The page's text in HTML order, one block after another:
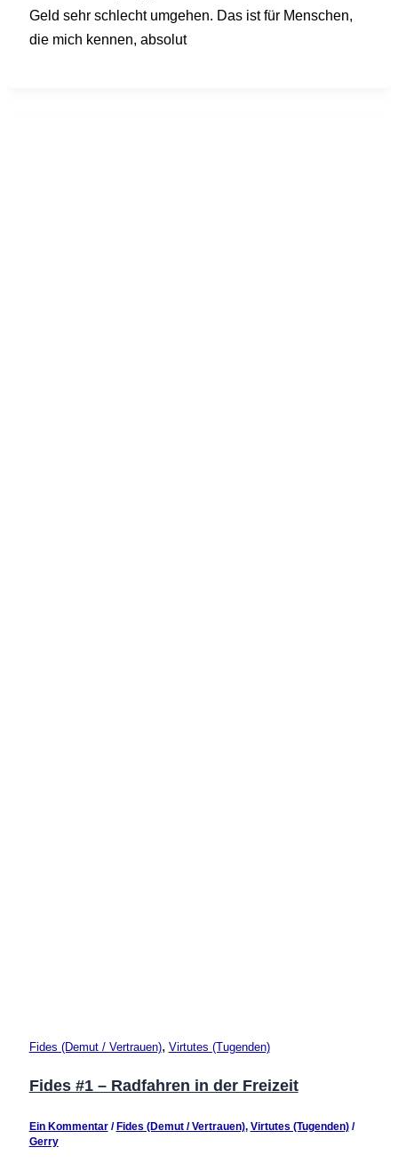
Geld sehr schlecht umgehen. Das ist für Menschen,
die mich kennen, absolut
Fides (Demut / Vertrauen), Virtutes (Tugenden)
Fides #1 – Radfahren in der Freizeit
Ein Kommentar / Fides (Demut / Vertrauen), Virtutes (Tugenden)/
Gerry